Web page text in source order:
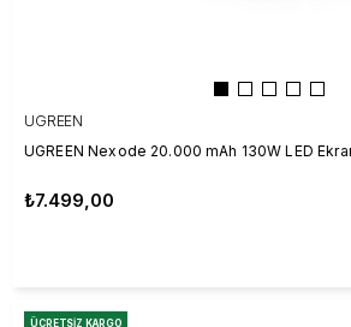
UGREEN
UGREEN Nexode 20.000 mAh 130W LED
₺7.499,00
ÜCRETSIZ KARGO